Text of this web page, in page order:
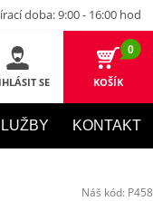
doba: 9:00 - 16:00 hod
SE
0
KOŠÍK
KONTAKT
Náš kód: P458